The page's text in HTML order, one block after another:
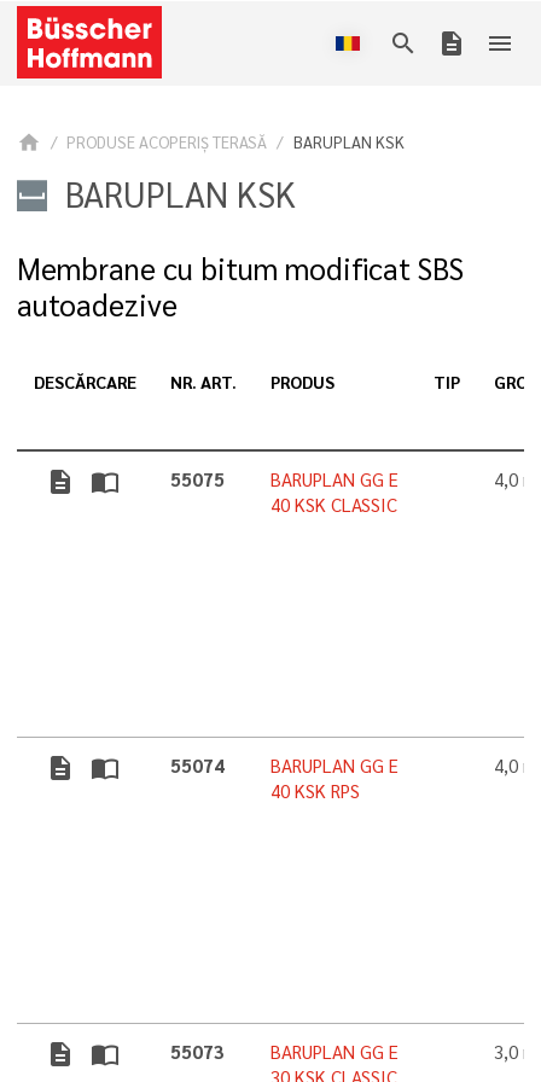
search description menu
home PRODUSE ACOPERIŞ TERASĂ BARUPLAN KSK
BARUPLAN KSK
Membrane cu bitum modificat SBS
autoadezive
DESCĂRCARE NR. ART. PRODUS TIP
description import_contacts 55075
BARUPLAN GG E
40 KSK CLASSIC
4,0
description import_contacts 55074
BARUPLAN GG E
40 KSK RPS
4,0
description import_contacts 55073
BARUPLAN GG E
3,0